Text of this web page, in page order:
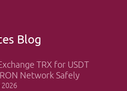
Blog
TRX for USDT
Network Safely